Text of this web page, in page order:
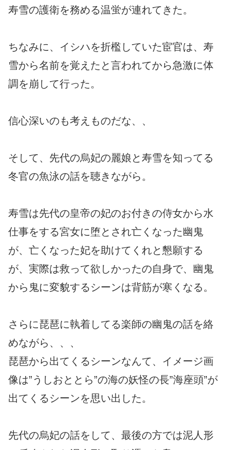
寿雪の護衛を務める温蛍が連れてきた。
ちなみに、イシハを折檻していた宦官は、寿
雪から名前を覚えたと言われてから急激に体
調を崩して行った。
信心深いのも考えものだな、、
そして、先代の烏妃の麗娘と寿雪を知ってる
冬官の魚泳の話を聴きながら。
寿雪は先代の皇帝の妃のお付きの侍女から水
仕事をする宮女に堕とされ亡くなった幽鬼
が、亡くなった妃を助けてくれと懇願する
が、実際は救って欲しかったの自身で、幽鬼
から鬼に変貌するシーンは背筋が寒くなる。
さらに琵琶に執着してる楽師の幽鬼の話を絡
めながら、、、
琵琶から出てくるシーンなんて、イメージ画
像は”うしおととら”の海の妖怪の長”海座頭”が
出てくるシーンを思い出した。
先代の烏妃の話をして、最後の方では泥人形